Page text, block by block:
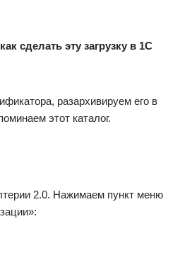
сделать эту загрузку в 1С
разархивируем его в
этот каталог.
2.0. Нажимаем пункт меню